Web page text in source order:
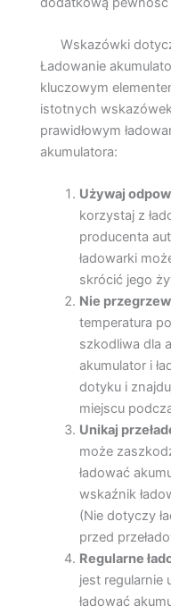
Wskazówki
Ładowanie
kluczowym
istotnych
prawidłowym
akumulatora:
Używaj
korzystaj z
producenta
ładowarki
skrócić jego
Nie
temperatura
szkodliwa dla
akumulator i
dotyku i
miejscu
Unikaj
może
ładować
wskaźnik
(Nie dotyczy
przed
Regularne
jest regularnie
ładować